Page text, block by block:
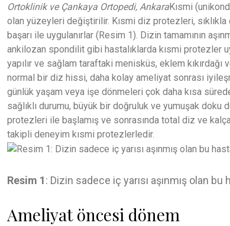
Ortoklinik ve Çankaya Ortopedi, AnkaraKısmi
olan yüzeyleri değiştirilir. Kısmi diz protezleri, sıklıkla
başarı ile uygulanırlar (Resim 1). Dizin tamamının
ankilozan spondilit gibi hastalıklarda kısmi protezler
yapılır ve sağlam taraftaki menisküs, eklem
normal bir diz hissi, daha kolay ameliyat sonrası
günlük yaşam veya işe dönmeleri çok daha kısa
sağlıklı durumu, büyük bir doğruluk ve yumuşak
protezleri ile başlamış ve sonrasında total diz ve
takipli deneyim kısmi protezlerledir.
Resim 1: Dizin sadece iç yarısı aşınmış olan
Ameliyat öncesi dönem